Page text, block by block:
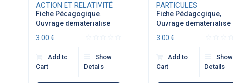
ACTION ET RELATIVITÉ
Fiche Pédagogique,
Ouvrage dématérialisé
3.00 €
Add to
Cart
Show
Details
PARTICULES
Fiche Pédagogique,
Ouvrage dématérialisé
3.00 €
Add to
Cart
Show
Details